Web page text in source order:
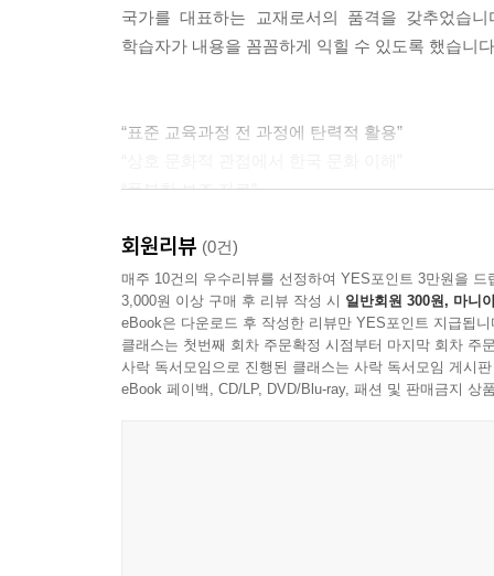
국가를 대표하는 교재로서의 품격을 갖추었습
학습자가 내용을 꼼꼼하게 익힐 수 있도록 했습니
“표준 교육과정 전 과정에 탄력적 활용”
“풍부한 보조 자료”
개정 《세종한국어》의 구체적 특징은 다음과 같
첫째, 세종학당의 표준 교육과정인 가형, 나형, 다
‘기본 교재’에는 해당 등급에 필요한 핵심적인
담았습니다. 이를 통해 다양한 학습자 특성에 맞
둘째, 효과적 교수 · 학습을 위해 단계별로 단
회원리뷰 (0건)
매주 10건의 우수리뷰를 선정하여 YES포인트 3만원을 드
3,000원 이상 구매 후 리뷰 작성 시 일반회원 300원, 마니
eBook은 다운로드 후 작성한 리뷰만 YES포인트 지급됩니
클래스는 첫번째 회차 주문확정 시점부터 마지막 회차 주
사락 독서모임으로 진행된 클래스는 사락 독서모임 게시
eBook 페이백, CD/LP, DVD/Blu-ray, 패션 및 판매금지 상